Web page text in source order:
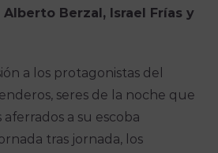
Berzal, Israel Frías y
a los protagonistas del
seres de la noche que
a su escoba
tras jornada, los